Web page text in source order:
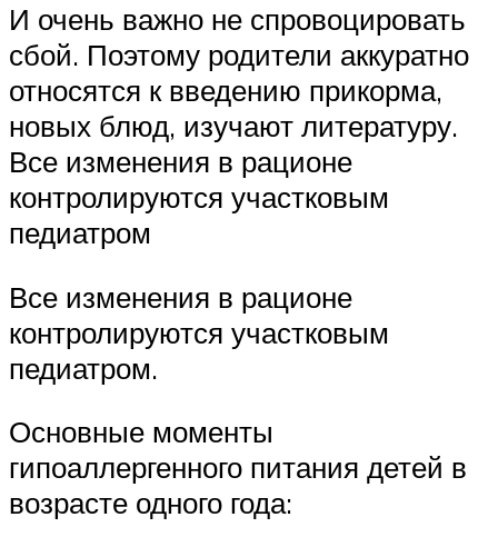
И очень важно не спровоцировать
сбой. Поэтому родители аккуратно
относятся к введению прикорма,
новых блюд, изучают литературу.
Все изменения в рационе
контролируются участковым
педиатром
Все изменения в рационе
контролируются участковым
педиатром.
Основные моменты
гипоаллергенного питания детей в
возрасте одного года: